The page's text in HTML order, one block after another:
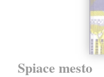
Spiace mesto